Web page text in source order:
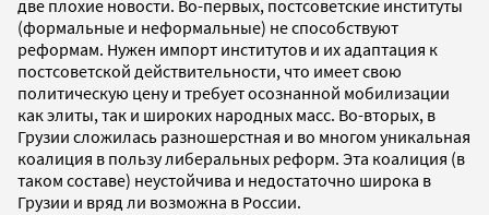
две плохие новости. Во-первых, постсоветские институты
(формальные и неформальные) не способствуют
реформам. Нужен импорт институтов и их адаптация к
постсоветской действительности, что имеет свою
политическую цену и требует осознанной мобилизации
как элиты, так и широких народных масс. Во-вторых, в
Грузии сложилась разношерстная и во многом уникальная
коалиция в пользу либеральных реформ. Эта коалиция (в
таком составе) неустойчива и недостаточно широка в
Грузии и вряд ли возможна в России.